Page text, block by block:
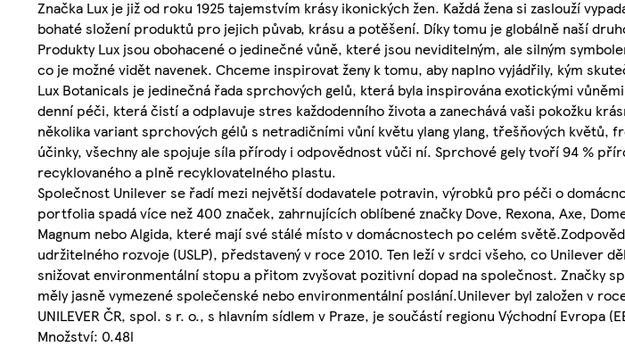
Značka Lux je již od roku 1925 tajemstvím krásy ikonických žen. Každá žena si zaslouží
bohaté složení produktů pro jejich půvab, krásu a potěšení. Díky tomu je globálně naší
Produkty Lux jsou obohacené o jedinečné vůně, které jsou neviditelným, ale silným
co je možné vidět navenek. Chceme inspirovat ženy k tomu, aby naplno vyjádřily, kým
Lux Botanicals je jedinečná řada sprchových gelů, která byla inspirována exotickými
denní péči, která čistí a odplavuje stres každodenního života a zanechává vaši pokožku
několika variant sprchových gélů s netradičními vůní květu ylang ylang, třešňových květů,
účinky, všechny ale spojuje síla přírody i odpovědnost vůči ní. Sprchové gely tvoří 94 %
recyklovaného a plně recyklovatelného plastu.
Společnost Unilever se řadí mezi největší dodavatele potravin, výrobků pro péči o
portfolia spadá více než 400 značek, zahrnujících oblíbené značky Dove, Rexona, Axe,
Magnum nebo Algida, které mají své stálé místo v domácnostech po celém
udržitelného rozvoje (USLP), představený v roce 2010. Ten leží v srdci všeho, co Unilever
snižovat environmentální stopu a přitom zvyšovat pozitivní dopad na společnost. Značky
měly jasně vymezené společenské nebo environmentální poslání.Unilever byl založen v
UNILEVER ČR, spol. s r. o., s hlavním sídlem v Praze, je součástí regionu Východní Evropa
Množství: 0.48l